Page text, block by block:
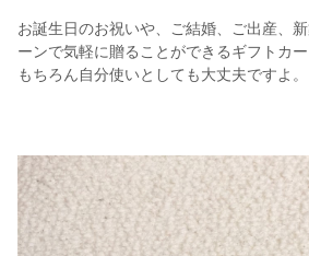
お誕生日のお祝いや、ご結婚、ご出産、
ーンで気軽に贈ることができるギフトカー
もちろん自分使いとしても大丈夫ですよ。